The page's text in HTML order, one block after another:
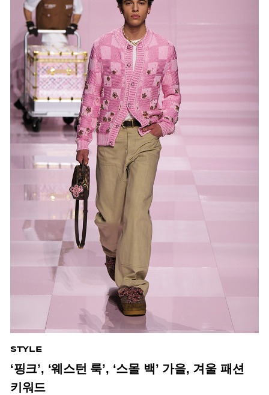
STYLE
‘핑크’, ‘웨스턴 룩’, ‘스몰 백’ 가을, 겨울 패션
키워드